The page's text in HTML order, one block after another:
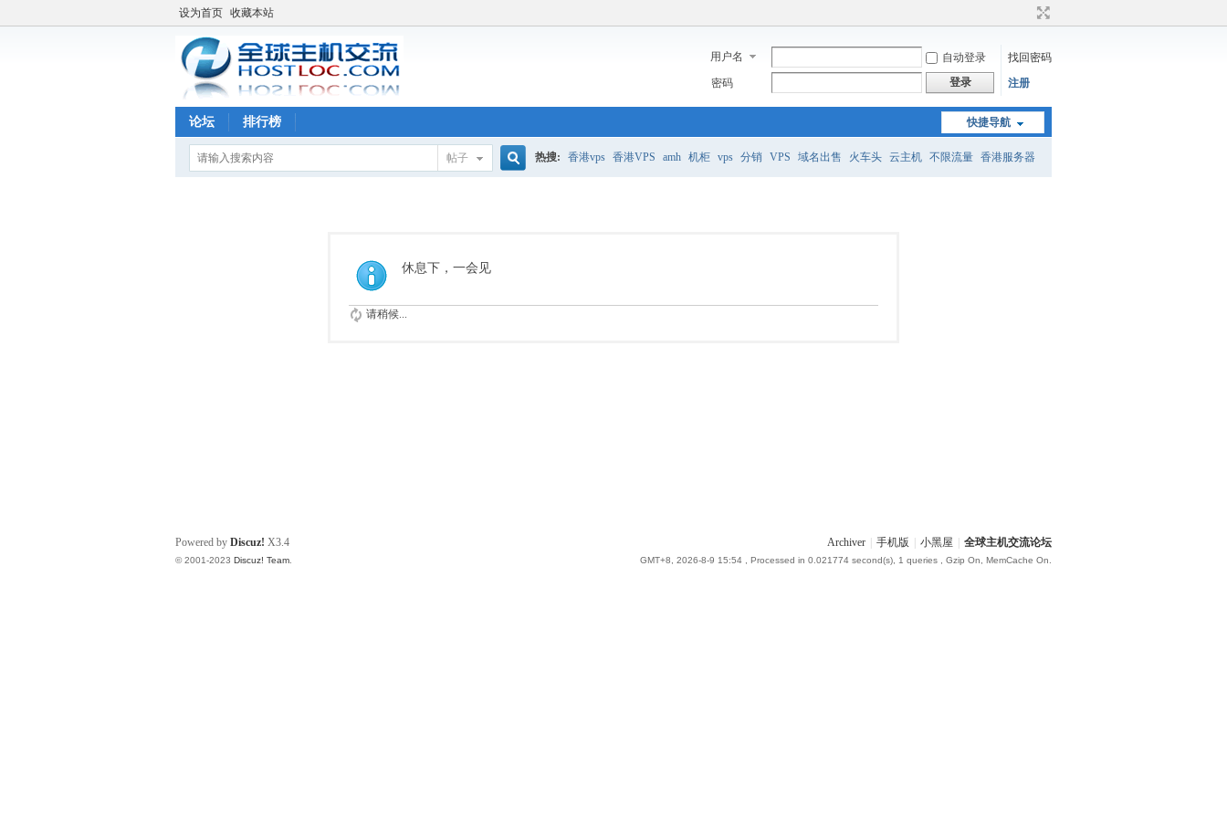
设为首页 收藏本站
用户名 自动登录
找回密码
密码
登录 注册
快捷导航
论坛 排行榜
帖子 热搜: 香港vps 香港VPS amh 机柜 vps 分销 VPS 域名出售 火车头 云主机 不限流量 香港服务器
休息下，一会见
请稍候...
Archiver 手机版 小黑屋 全球主机交流论坛
GMT+8, 2026-8-9 15:54 , Processed in 0.021774 second(s), 1 queries , Gzip On, MemCache On.
Powered by Discuz! X3.4
© 2001-2023 Discuz! Team